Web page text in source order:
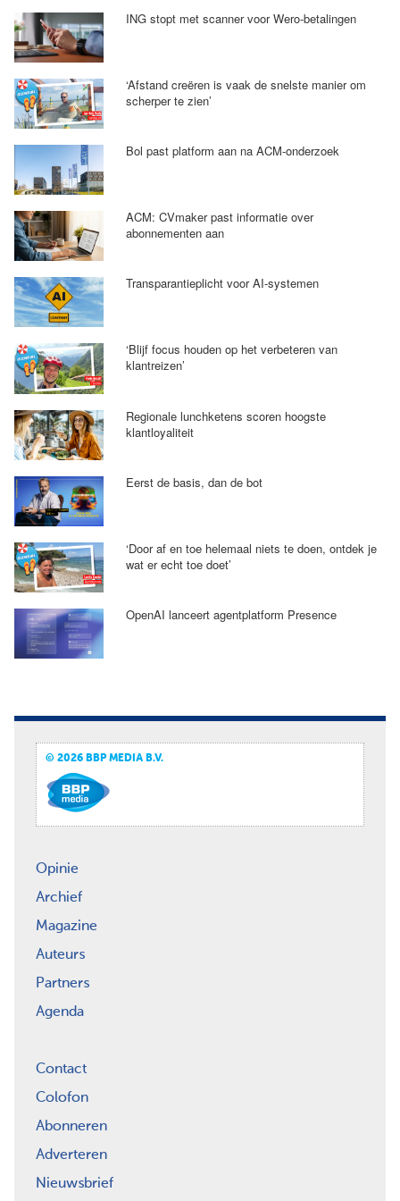
ING stopt met scanner voor Wero-betalingen
‘Afstand creëren is vaak de snelste manier om
scherper te zien’
Bol past platform aan na ACM-onderzoek
ACM: CVmaker past informatie over
abonnementen aan
Transparantieplicht voor AI-systemen
‘Blijf focus houden op het verbeteren van
klantreizen’
Regionale lunchketens scoren hoogste
klantloyaliteit
Eerst de basis, dan de bot
‘Door af en toe helemaal niets te doen, ontdek je
wat er echt toe doet’
OpenAI lanceert agentplatform Presence
© 2026 BBP MEDIA B.V.
Opinie
Archief
Magazine
Auteurs
Partners
Agenda
Contact
Colofon
Abonneren
Adverteren
Nieuwsbrief